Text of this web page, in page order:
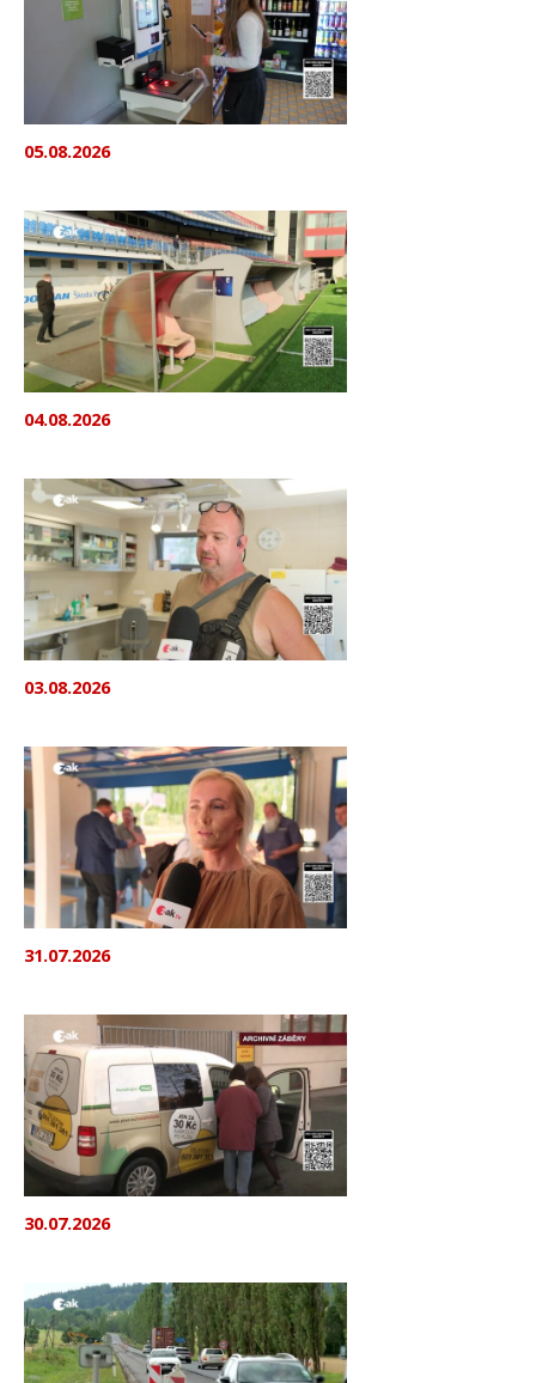
05.08.2026
04.08.2026
03.08.2026
31.07.2026
30.07.2026